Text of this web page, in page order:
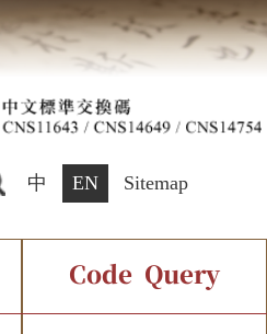
中 EN Sitemap
Code Query